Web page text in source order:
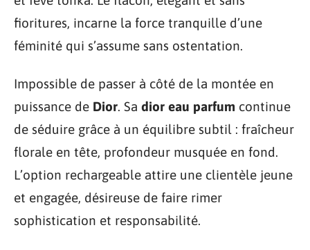
fioritures, incarne la force tranquille d’une
féminité qui s’assume sans ostentation.
Impossible de passer à côté de la montée en
puissance de Dior. Sa dior eau parfum continue
de séduire grâce à un équilibre subtil : fraîcheur
florale en tête, profondeur musquée en fond.
L’option rechargeable attire une clientèle jeune
et engagée, désireuse de faire rimer
sophistication et responsabilité.